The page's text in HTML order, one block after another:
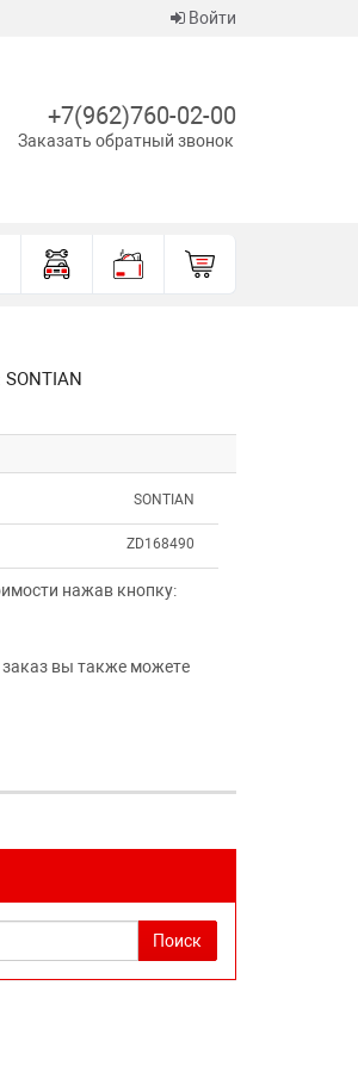
Войти
+7(962)760-02-00
Заказать обратный звонок
SONTIAN
ZD168490
нажав кнопку:
вы также можете
Поиск